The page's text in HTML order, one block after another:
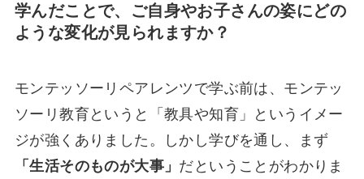
学んだことで、ご自身やお子さんの姿にどの
ような変化が見られますか？
モンテッソーリペアレンツで学ぶ前は、モンテッ
ソーリ教育というと「教具や知育」というイメー
ジが強くありました。しかし学びを通し、まず
「生活そのものが大事」 だということがわかりま